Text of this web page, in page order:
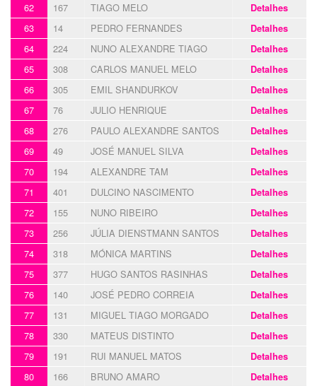
62 167 TIAGO MELO Detalhes
63 14 PEDRO FERNANDES Detalhes
64 224 NUNO ALEXANDRE TIAGO Detalhes
65 308 CARLOS MANUEL MELO Detalhes
66 305 EMIL SHANDURKOV Detalhes
67 76 JULIO HENRIQUE Detalhes
68 276 PAULO ALEXANDRE SANTOS Detalhes
69 49 JOSÉ MANUEL SILVA Detalhes
70 194 ALEXANDRE TAM Detalhes
71 401 DULCINO NASCIMENTO Detalhes
72 155 NUNO RIBEIRO Detalhes
73 256 JÚLIA DIENSTMANN SANTOS Detalhes
74 318 MÓNICA MARTINS Detalhes
75 377 HUGO SANTOS RASINHAS Detalhes
76 140 JOSÉ PEDRO CORREIA Detalhes
77 131 MIGUEL TIAGO MORGADO Detalhes
78 330 MATEUS DISTINTO Detalhes
79 191 RUI MANUEL MATOS Detalhes
80 166 BRUNO AMARO Detalhes